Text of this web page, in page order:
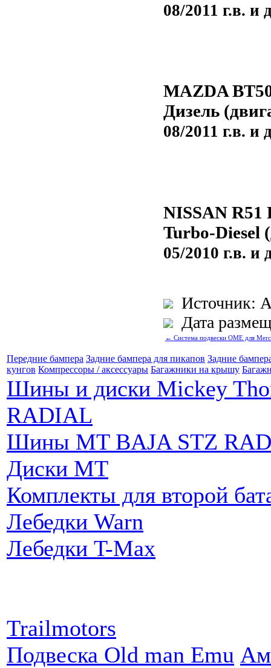
08/2011 г.в. и
MAZDA
Дизель
08/2011 г.в. и
NISSAN R51
Turbo-Diesel
05/2010 г.в. и
Источник:
Дата
← Система подвески ОME для
Передние бампера Задние бампера для пикапов Задние
кунгов Компрессоры / аксессуары Багажники на крышу
Шины и диски Mickey
RADIAL
Шины MT BAJA STZ
Диски MT
Комплекты для второй
Лебедки Warn
Лебедки T-Max
Trailmotors
Подвеска Old man Emu